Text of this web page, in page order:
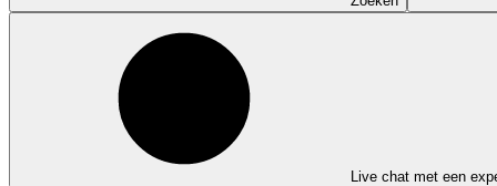
Live chat met een